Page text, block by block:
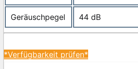
Geräuschpegel ‎44 dB
*Verfügbarkeit prüfen*